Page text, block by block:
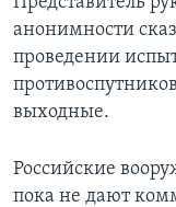
анонимности
проведении
выходные.
Российские
пока не дают